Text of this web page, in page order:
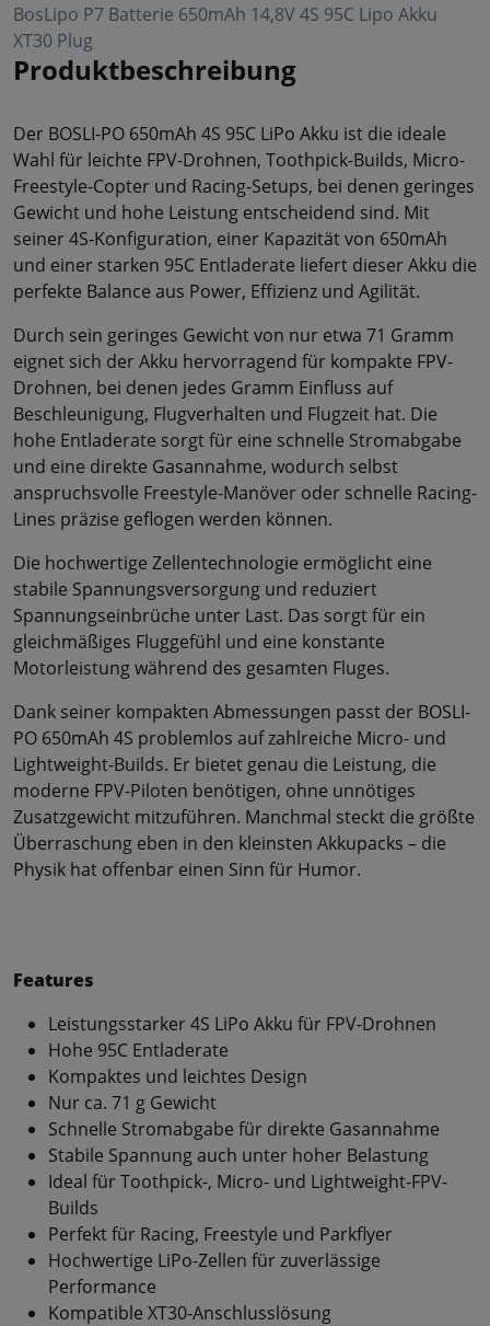
BosLipo P7 Batterie 650mAh 14,8V 4S 95C Lipo Akku
XT30 Plug
Produktbeschreibung
Der BOSLI-PO 650mAh 4S 95C LiPo Akku ist die ideale
Wahl für leichte FPV-Drohnen, Toothpick-Builds, Micro-
Freestyle-Copter und Racing-Setups, bei denen geringes
Gewicht und hohe Leistung entscheidend sind. Mit
seiner 4S-Konfiguration, einer Kapazität von 650mAh
und einer starken 95C Entladerate liefert dieser Akku die
perfekte Balance aus Power, Effizienz und Agilität.
Durch sein geringes Gewicht von nur etwa 71 Gramm
eignet sich der Akku hervorragend für kompakte FPV-
Drohnen, bei denen jedes Gramm Einfluss auf
Beschleunigung, Flugverhalten und Flugzeit hat. Die
hohe Entladerate sorgt für eine schnelle Stromabgabe
und eine direkte Gasannahme, wodurch selbst
anspruchsvolle Freestyle-Manöver oder schnelle Racing-
Lines präzise geflogen werden können.
Die hochwertige Zellentechnologie ermöglicht eine
stabile Spannungsversorgung und reduziert
Spannungseinbrüche unter Last. Das sorgt für ein
gleichmäßiges Fluggefühl und eine konstante
Motorleistung während des gesamten Fluges.
Dank seiner kompakten Abmessungen passt der BOSLI-
PO 650mAh 4S problemlos auf zahlreiche Micro- und
Lightweight-Builds. Er bietet genau die Leistung, die
moderne FPV-Piloten benötigen, ohne unnötiges
Zusatzgewicht mitzuführen. Manchmal steckt die größte
Überraschung eben in den kleinsten Akkupacks – die
Physik hat offenbar einen Sinn für Humor.
Features
Leistungsstarker 4S LiPo Akku für FPV-Drohnen
Hohe 95C Entladerate
Kompaktes und leichtes Design
Nur ca. 71 g Gewicht
Schnelle Stromabgabe für direkte Gasannahme
Stabile Spannung auch unter hoher Belastung
Ideal für Toothpick-, Micro- und Lightweight-FPV-
Builds
Perfekt für Racing, Freestyle und Parkflyer
Hochwertige LiPo-Zellen für zuverlässige
Performance
Kompatible XT30-Anschlusslösung